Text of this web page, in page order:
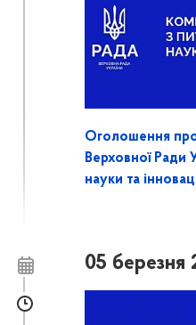
Оголошення про
Верховної Ради
науки та
05 березня